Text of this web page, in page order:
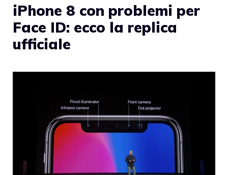
iPhone 8 con problemi per
Face ID: ecco la replica
ufficiale